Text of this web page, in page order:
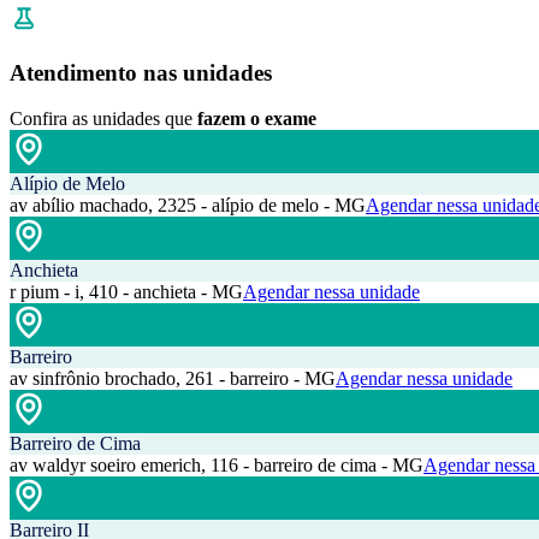
Atendimento nas unidades
Confira as unidades que fazem o exame
Alípio de Melo
av abílio machado, 2325 - alípio de melo - MGAgendar nessa
Anchieta
r pium - i, 410 - anchieta - MGAgendar nessa unidade
Barreiro
av sinfrônio brochado, 261 - barreiro - MGAgendar nessa unidade
Barreiro de Cima
av waldyr soeiro emerich, 116 - barreiro de cima - MGAgendar
Barreiro II